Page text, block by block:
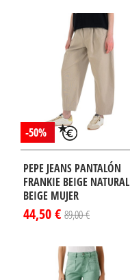
-50%
PEPE JEANS PANTALÓN
FRANKIE BEIGE NATURAL
BEIGE MUJER
44,50 € 89,00 €